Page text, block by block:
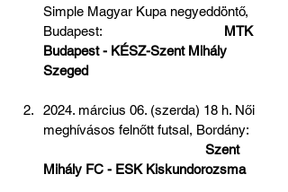
Simple Magyar Kupa negyeddöntő,
Budapest: MTK
Budapest - KÉSZ-Szent Mihály
Szeged
2024. március 06. (szerda) 18 h. Női
meghívásos felnőtt futsal, Bordány:
Szent
Mihály FC - ESK Kiskundorozsma